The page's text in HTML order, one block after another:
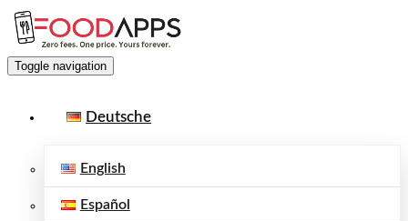
Toggle navigation
Deutsche
English
Español